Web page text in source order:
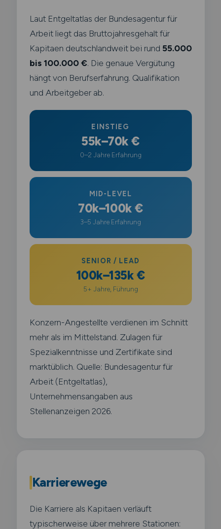
Laut Entgeltatlas der Bundesagentur für
Arbeit liegt das Bruttojahresgehalt für
Kapitaen deutschlandweit bei rund 55.000
bis 100.000 €. Die genaue Vergütung
hängt von Berufserfahrung. Qualifikation
und Arbeitgeber ab.
EINSTIEG
55k–70k €
0–2 Jahre Erfahrung
MID-LEVEL
70k–100k €
3–5 Jahre Erfahrung
SENIOR / LEAD
100k–135k €
5+ Jahre, Führung
Konzern-Angestellte verdienen im Schnitt
mehr als im Mittelstand. Zulagen für
Spezialkenntnisse und Zertifikate sind
marktüblich. Quelle: Bundesagentur für
Arbeit (Entgeltatlas),
Unternehmensangaben aus
Stellenanzeigen 2026.
Karrierewege
Die Karriere als Kapitaen verläuft
typischerweise über mehrere Stationen: